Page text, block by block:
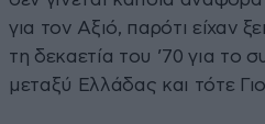
για τον Αξιό, παρότι είχαν
τη δεκαετία του ’70 για το
μεταξύ Ελλάδας και τότε